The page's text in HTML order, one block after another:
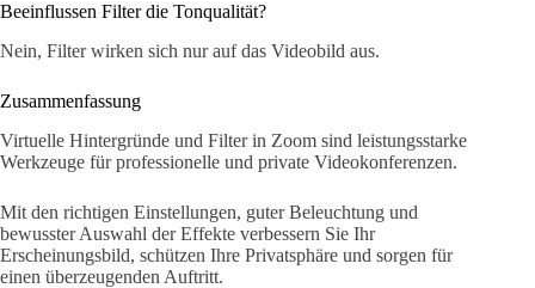
Beeinflussen Filter die Tonqualität?
Nein, Filter wirken sich nur auf das Videobild aus.
Zusammenfassung
Virtuelle Hintergründe und Filter in Zoom sind leistungsstarke
Werkzeuge für professionelle und private Videokonferenzen.
Mit den richtigen Einstellungen, guter Beleuchtung und
bewusster Auswahl der Effekte verbessern Sie Ihr
Erscheinungsbild, schützen Ihre Privatsphäre und sorgen für
einen überzeugenden Auftritt.